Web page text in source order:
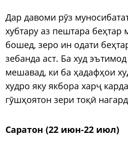
Дар давоми рӯз
хубтару аз пештара беҳтар
бошед, зеро ин одати
зебанда аст. Ба худ
мешавад, ки ба ҳадафҳои
худро яку якбора харҷ
гӯшҳоятон зери тоқӣ
Саратон (22 июн-22 июл)